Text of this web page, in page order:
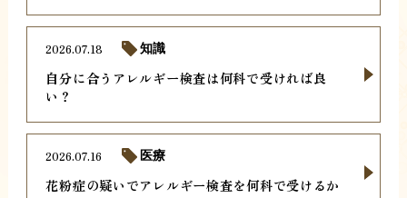
自分に合うアレルギー検査は何科で受ければ良
い？
2026.07.18 知識
花粉症の疑いでアレルギー検査を何科で受けるか
2026.07.16 医療